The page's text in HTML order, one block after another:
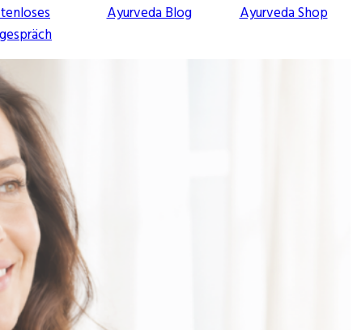
Ayurveda Blog Ayurveda Shop